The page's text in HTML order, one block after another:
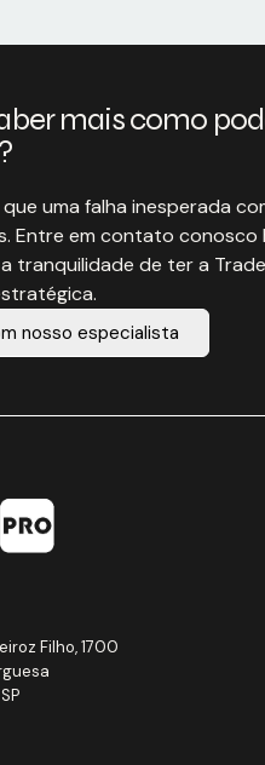
mais como
que uma falha inesperada
Entre em contato conosco
tranquilidade de ter a
nosso especialista
Filho, 1700